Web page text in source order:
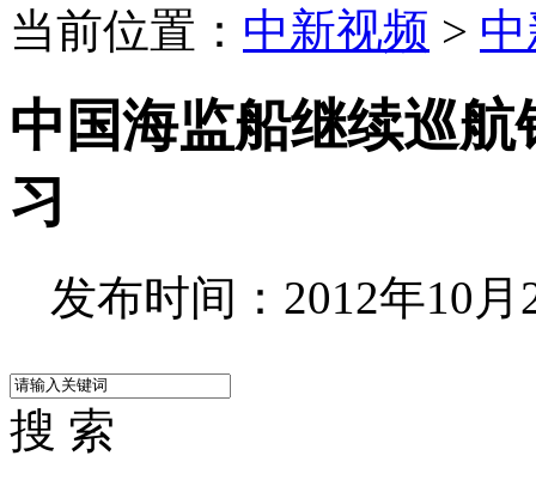
当前位置： 中新视频 >
中国海监船继续巡
习
发布时间：2012年10月
搜 索